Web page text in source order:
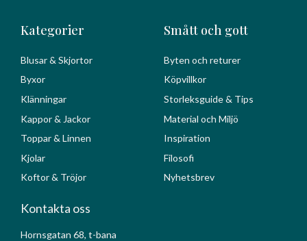
Kategorier
Blusar & Skjortor
Byxor
Klänningar
Kappor & Jackor
Toppar & Linnen
Kjolar
Koftor & Tröjor
Smått och gott
Byten och returer
Köpvillkor
Storleksguide & Tips
Material och Miljö
Inspiration
Filosofi
Nyhetsbrev
Kontakta oss
Hornsgatan 68, t-bana